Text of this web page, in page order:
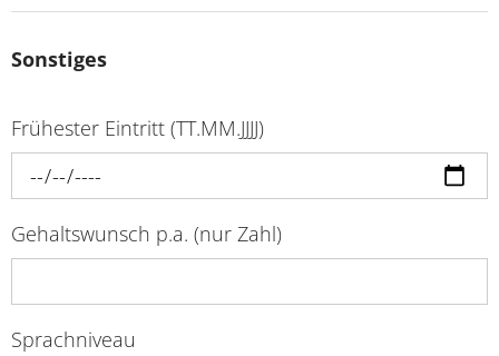
Sonstiges
Frühester Eintritt (TT.MM.JJJJ)
Gehaltswunsch p.a. (nur Zahl)
Sprachniveau